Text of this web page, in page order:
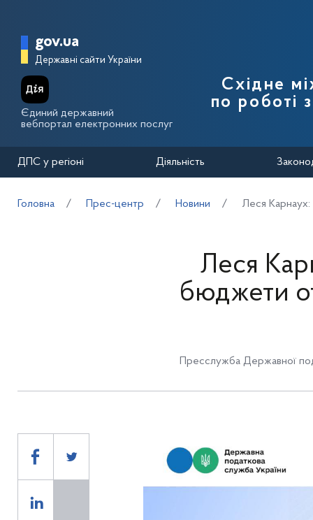
Головна сторінка Державної
gov.ua
Державні сайти України
Єдиний державний
вебпортал електронних послуг
Східне
по роботі
ДПС у регіоні Діяльність
Головна Прес-центр Новини Леся Карнаух:
Леся
бюджети
Пресслужба Державної